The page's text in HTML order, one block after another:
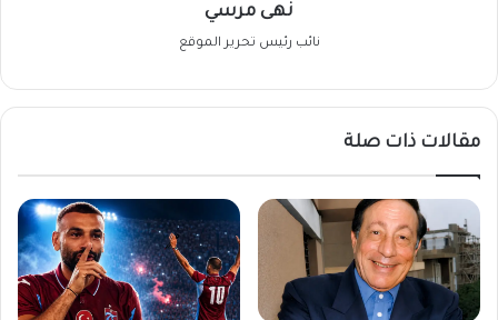
نهى مرسي
نائب رئيس تحرير الموقع
مقالات ذات صلة